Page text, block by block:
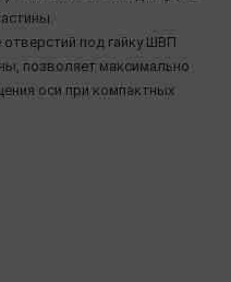
под гайку ШВП
позволяет максимально
оси при компактных